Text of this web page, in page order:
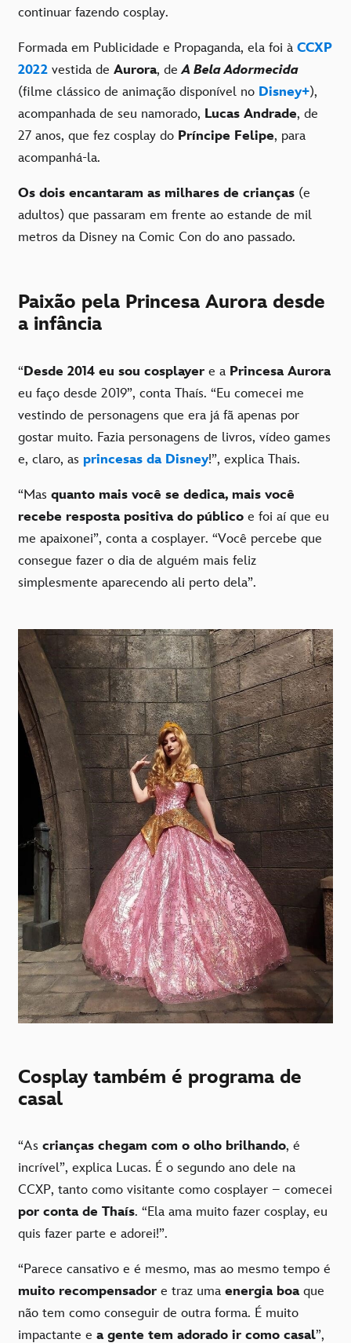
continuar fazendo cosplay.
Formada em Publicidade e Propaganda, ela foi à CCXP
2022 vestida de Aurora, deA Bela Adormecida
(filme clássico de animação disponível no Disney+),
acompanhada de seu namorado, Lucas Andrade, de
27 anos, que fez cosplay do Príncipe Felipe, para
acompanhá-la.
Os dois encantaram as milhares de crianças (e
adultos) que passaram em frente ao estande de mil
metros da Disney na Comic Con do ano passado.
Paixão pela Princesa Aurora desde
a infância
“Desde 2014 eu sou cosplayer e a Princesa Aurora
eu faço desde 2019”, conta Thaís. “Eu comecei me
vestindo de personagens que era já fã apenas por
gostar muito. Fazia personagens de livros, vídeo games
e, claro, as princesas da Disney!”, explica Thais.
“Mas quanto mais você se dedica, mais você
recebe resposta positiva do público e foi aí que eu
me apaixonei”, conta a cosplayer. “Você percebe que
consegue fazer o dia de alguém mais feliz
simplesmente aparecendo ali perto dela”.
Cosplay também é programa de
casal
“As crianças chegam com o olho brilhando, é
incrível”, explica Lucas. É o segundo ano dele na
CCXP, tanto como visitante como cosplayer – comecei
por conta de Thaís. “Ela ama muito fazer cosplay, eu
quis fazer parte e adorei!”.
“Parece cansativo e é mesmo, mas ao mesmo tempo é
muito recompensador e traz uma energia boaque
não tem como conseguir de outra forma. É muito
impactante e a gente tem adorado ir como casal”,